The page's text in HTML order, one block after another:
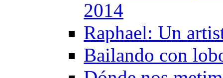
2014
Raphael: Un
Bailando con